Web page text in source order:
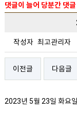
댓글이 늘어 당분간 댓
작성자 최고관리자
이전글 다음글
2023년 5월 23일 화요일